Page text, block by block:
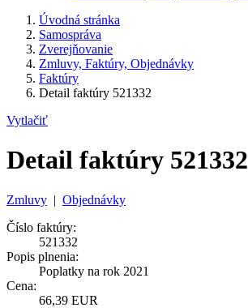
Úvodná stránka
Samospráva
Zverejňovanie
Zmluvy, Faktúry, Objednávky
Faktúry
Detail faktúry 521332
Vytlačiť
Detail faktúry 521332
Zmluvy | Objednávky
Číslo faktúry:
521332
Popis plnenia:
Poplatky na rok 2021
Cena:
66,39 EUR